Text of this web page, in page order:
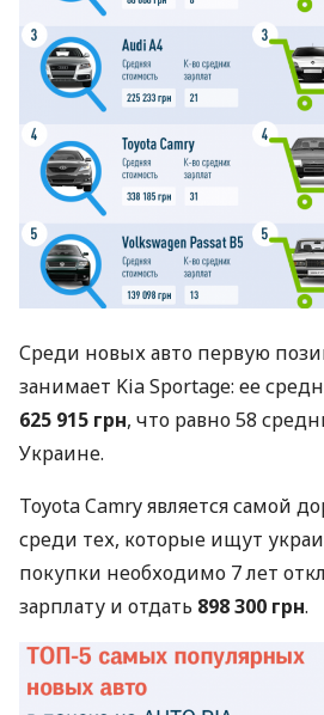
Среди новых авто первую
занимает Kia Sportage: ее
625 915 грн, что равно 58
Украине.
Toyota Camry является самой
среди тех, которые ищут
покупки необходимо 7 лет
зарплату и отдать 898 300 грн.